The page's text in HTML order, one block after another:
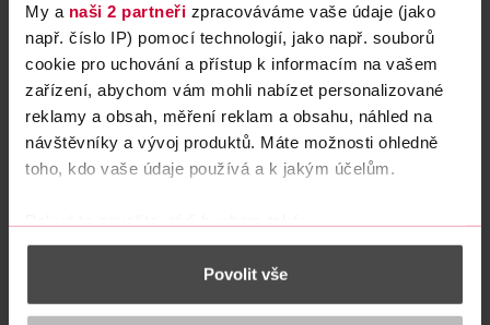
My a naši 2 partneři zpracováváme vaše údaje (jako
např. číslo IP) pomocí technologií, jako např. souborů
cookie pro uchování a přístup k informacím na vašem
zařízení, abychom vám mohli nabízet personalizované
reklamy a obsah, měření reklam a obsahu, náhled na
návštěvníky a vývoj produktů. Máte možnosti ohledně
toho, kdo vaše údaje používá a k jakým účelům.
Shromažďovali informace o vaší geografické
poloze, které mohou být přesné na několik metrů
Identifikovali vaše zařízení pomocí aktivního
Povolit vše
Po osmnácti letech se v klidu celou noc vyspat
„I když věda postupuje dál, lékaři s diagnózou stále
tápou. Nikdy jsem si nedovedla představit, že by
někdo zvládl náročnost celodenní péče podle mých
představ a požadavků. V Domě pro Julii jsem poprvé
zažila pocit jistoty, že je o Barču skutečně
postaráno,“
popisuje její maminka zkušenosti